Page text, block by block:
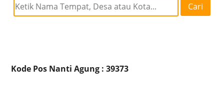
Cari
Kode Pos Nanti Agung : 39373